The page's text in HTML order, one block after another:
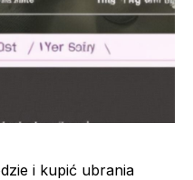
i kupić ubrania